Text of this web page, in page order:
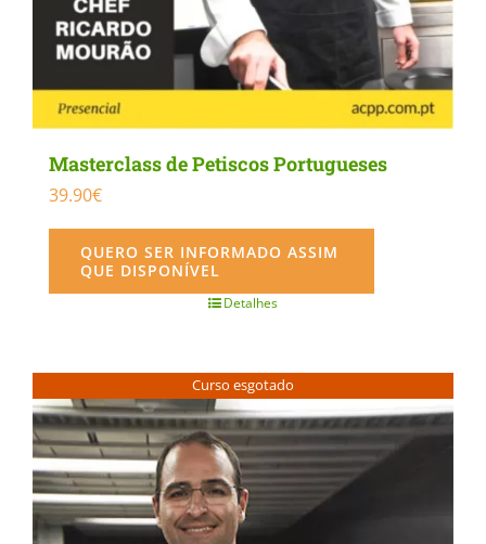
Masterclass de Petiscos Portugueses
39.90€
QUERO SER INFORMADO ASSIM
QUE DISPONÍVEL
Detalhes
Curso esgotado